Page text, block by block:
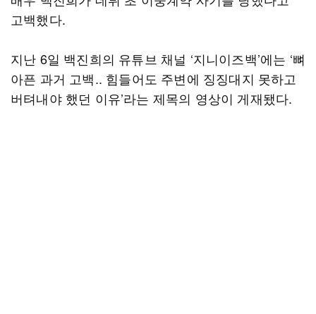
고백했다.
지난 6일 백진희의 유튜브 채널 ‘지니이즈백’에는 ‘뼈
아픈 과거 고백.. 힘들어도 주변에 징징대지 못하고
버텨내야 했던 이유’라는 제목의 영상이 게재됐다.